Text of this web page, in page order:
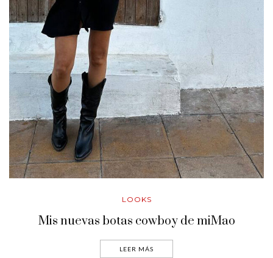
LOOKS
Mis nuevas botas cowboy de miMao
LEER MÁS